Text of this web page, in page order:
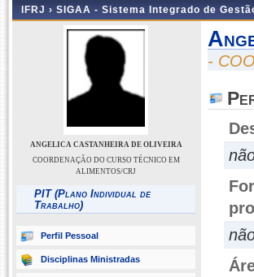
IFRJ › SIGAA - Sistema Integrado de
ANGELICA CASTANHEIRA DE OLIVEIRA
COORDENAÇÃO DO CURSO TÉCNICO EM
ALIMENTOS/CRJ
PIT (Plano Individual de
Trabalho)
Perfil Pessoal
Disciplinas Ministradas
-